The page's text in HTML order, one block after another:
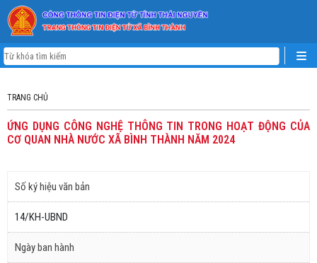
TRANG CHỦ
ỨNG DỤNG CÔNG NGHỆ THÔNG TIN TRONG HOẠT ĐỘNG CỦA
CƠ QUAN NHÀ NƯỚC XÃ BÌNH THÀNH NĂM 2024
Số ký hiệu văn bản
14/KH-UBND
Ngày ban hành